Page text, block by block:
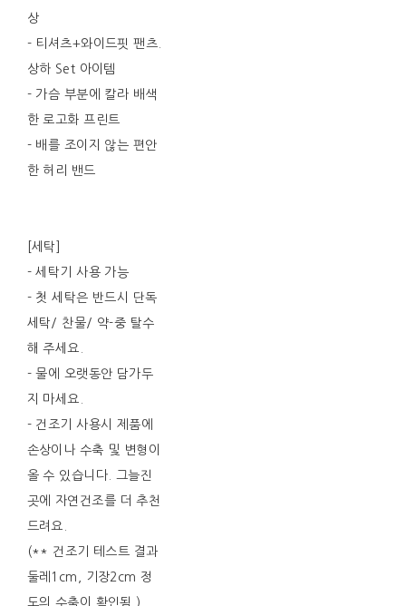
상
- 티셔츠+와이드핏 팬츠.
상하 Set 아이템
- 가슴 부분에 칼라 배색
한 로고화 프린트
- 배를 조이지 않는 편안
한 허리 밴드
[세탁]
- 세탁기 사용 가능
- 첫 세탁은 반드시 단독
세탁/ 찬물/ 약-중 탈수
해 주세요.
- 물에 오랫동안 담가두
지 마세요.
- 건조기 사용시 제품에
손상이나 수축 및 변형이
올 수 있습니다. 그늘진
곳에 자연건조를 더 추천
드려요.
(** 건조기 테스트 결과
둘레1cm, 기장2cm 정
도의 수축이 확인됨.)